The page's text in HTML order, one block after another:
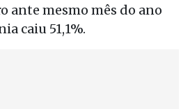
ante mesmo mês do ano
caiu 51,1%.